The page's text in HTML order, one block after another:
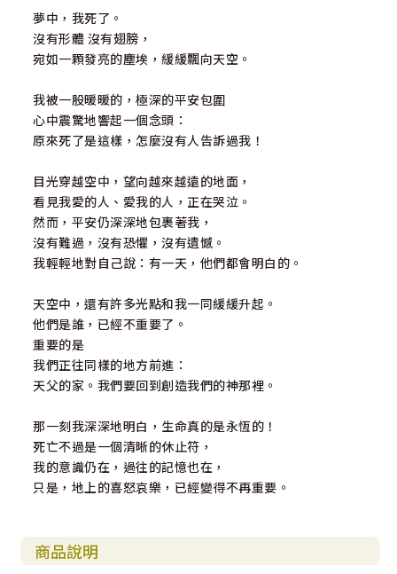
夢中，我死了。
沒有形體 沒有翅膀，
宛如一顆發亮的塵埃，緩緩飄向天空。
我被一股暖暖的，極深的平安包圍
心中震驚地響起一個念頭：
原來死了是這樣，怎麼沒有人告訴過我！
目光穿越空中，望向越來越遠的地面，
看見我愛的人、愛我的人，正在哭泣。
然而，平安仍深深地包裹著我，
沒有難過，沒有恐懼，沒有遺憾。
我輕輕地對自己說：有一天，他們都會明白的。
天空中，還有許多光點和我一同緩緩升起。
他們是誰，已經不重要了。
重要的是
我們正往同樣的地方前進：
天父的家。我們要回到創造我們的神那裡。
那一刻我深深地明白，生命真的是永恆的！
死亡不過是一個清晰的休止符，
我的意識仍在，過往的記憶也在，
只是，地上的喜怒哀樂，已經變得不再重要。
商品說明